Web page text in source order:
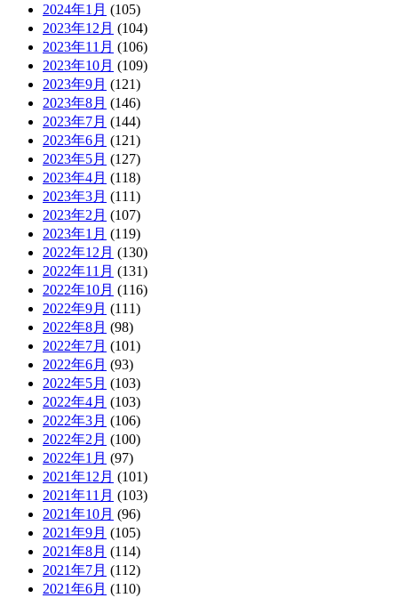
2024年1月 (105)
2023年12月 (104)
2023年11月 (106)
2023年10月 (109)
2023年9月 (121)
2023年8月 (146)
2023年7月 (144)
2023年6月 (121)
2023年5月 (127)
2023年4月 (118)
2023年3月 (111)
2023年2月 (107)
2023年1月 (119)
2022年12月 (130)
2022年11月 (131)
2022年10月 (116)
2022年9月 (111)
2022年8月 (98)
2022年7月 (101)
2022年6月 (93)
2022年5月 (103)
2022年4月 (103)
2022年3月 (106)
2022年2月 (100)
2022年1月 (97)
2021年12月 (101)
2021年11月 (103)
2021年10月 (96)
2021年9月 (105)
2021年8月 (114)
2021年7月 (112)
2021年6月 (110)